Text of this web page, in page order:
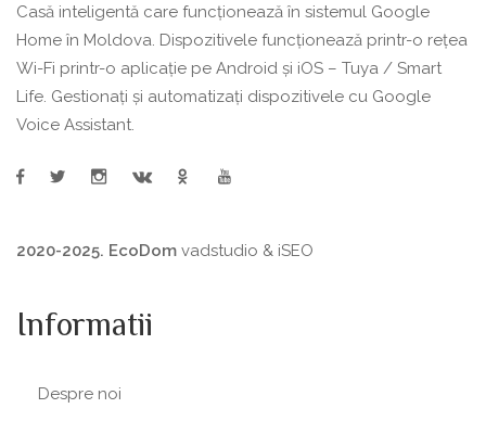
Casă inteligentă care funcționează în sistemul Google
Home în Moldova. Dispozitivele funcționează printr-o rețea
Wi-Fi printr-o aplicație pe Android și iOS – Tuya / Smart
Life. Gestionați și automatizați dispozitivele cu Google
Voice Assistant.
2020-2025. EcoDom vadstudio & iSEO
Informatii
Despre noi